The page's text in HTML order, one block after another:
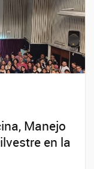
Manejo
en la